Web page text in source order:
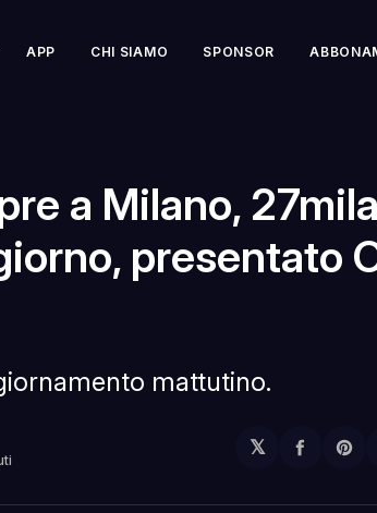
APP CHI SIAMO SPONSOR
a Milano,
presentato
mattutino.
𝕏